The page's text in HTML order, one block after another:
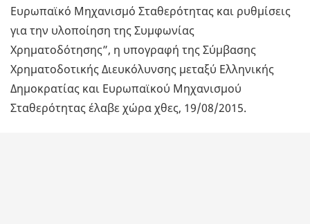
Ευρωπαϊκό Μηχανισμό Σταθερότητας και ρυθμίσεις
για την υλοποίηση της Συμφωνίας
Χρηματοδότησης”, η υπογραφή της Σύμβασης
Χρηματοδοτικής Διευκόλυνσης μεταξύ Ελληνικής
Δημοκρατίας και Ευρωπαϊκού Μηχανισμού
Σταθερότητας έλαβε χώρα χθες, 19/08/2015.